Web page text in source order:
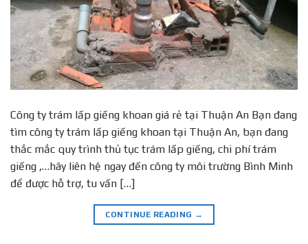
Công ty trám lấp giếng khoan giá rẻ tại Thuận An Bạn đang
tìm công ty trám lấp giếng khoan tại Thuận An, bạn đang
thắc mắc quy trình thủ tục trám lấp giếng, chi phí trám
giếng ,…hãy liên hệ ngay đến công ty môi trường Bình Minh
để được hỗ trợ, tu vấn […]
CONTINUE READING →